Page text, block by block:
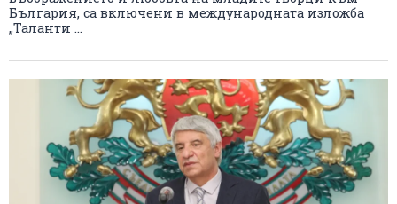
България, са включени в международната изложба
„Таланти ...